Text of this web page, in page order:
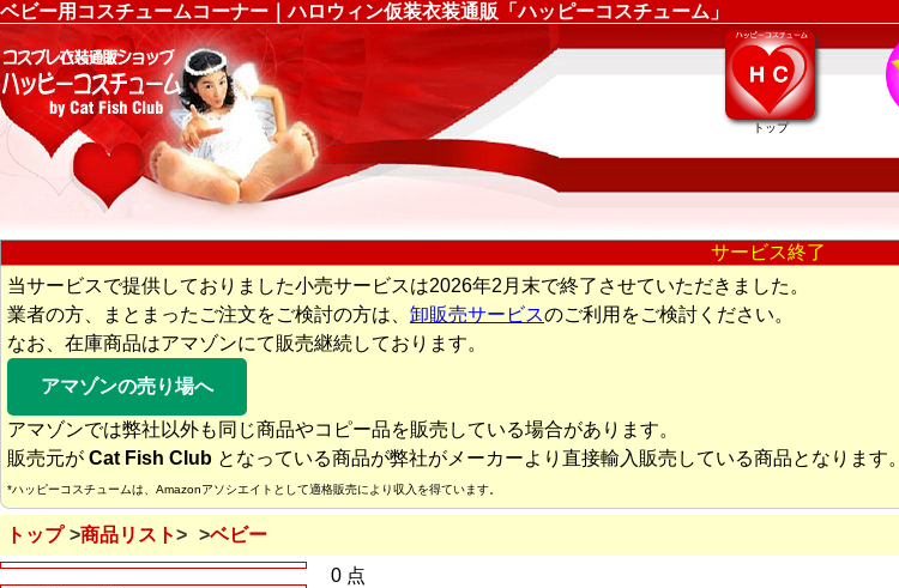
ベビー用コスチュームコーナー｜ハロウィン仮装衣装通販「ハッピーコスチューム」
トップ
サービス終了
当サービスで提供しておりました小売サービスは2026年2月末で終了させていただきました。
業者の方、まとまったご注文をご検討の方は、 卸販売サービスのご利用をご検討ください。
なお、在庫商品はアマゾンにて販売継続しております。
アマゾンの売り場へ
アマゾンでは弊社以外も同じ商品やコピー品を販売している場合があります。
販売元が Cat Fish Club となっている商品が弊社がメーカーより直接輸入販売している商品となります。
*ハッピーコスチュームは、Amazonアソシエイトとして適格販売により収入を得ています。
トップ 商品リスト ベビー
0 点